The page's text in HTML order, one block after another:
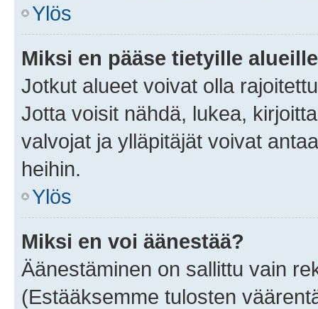
Ylös
Miksi en pääse tietyille
Jotkut alueet voivat olla
Jotta voisit nähdä, lukea,
valvojat ja ylläpitäjät voivat
heihin.
Ylös
Miksi en voi äänestää?
Äänestäminen on sallittu vain
(Estääksemme tulosten